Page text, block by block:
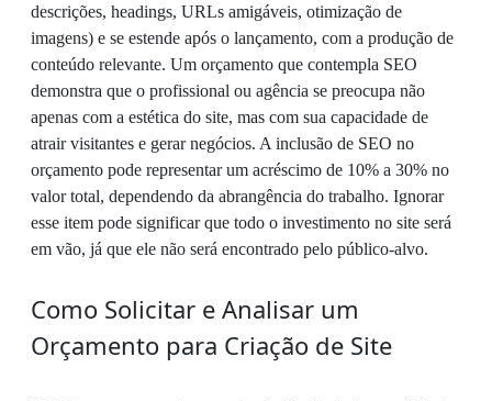
descrições, headings, URLs amigáveis, otimização de
imagens) e se estende após o lançamento, com a produção de
conteúdo relevante. Um orçamento que contempla SEO
demonstra que o profissional ou agência se preocupa não
apenas com a estética do site, mas com sua capacidade de
atrair visitantes e gerar negócios. A inclusão de SEO no
orçamento pode representar um acréscimo de 10% a 30% no
valor total, dependendo da abrangência do trabalho. Ignorar
esse item pode significar que todo o investimento no site será
em vão, já que ele não será encontrado pelo público-alvo.
Como Solicitar e Analisar um
Orçamento para Criação de Site